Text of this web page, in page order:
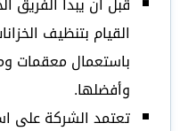
القيام بتنظيف
باستعمال معقمات
وأفضلها.
تعتمد الشركة على